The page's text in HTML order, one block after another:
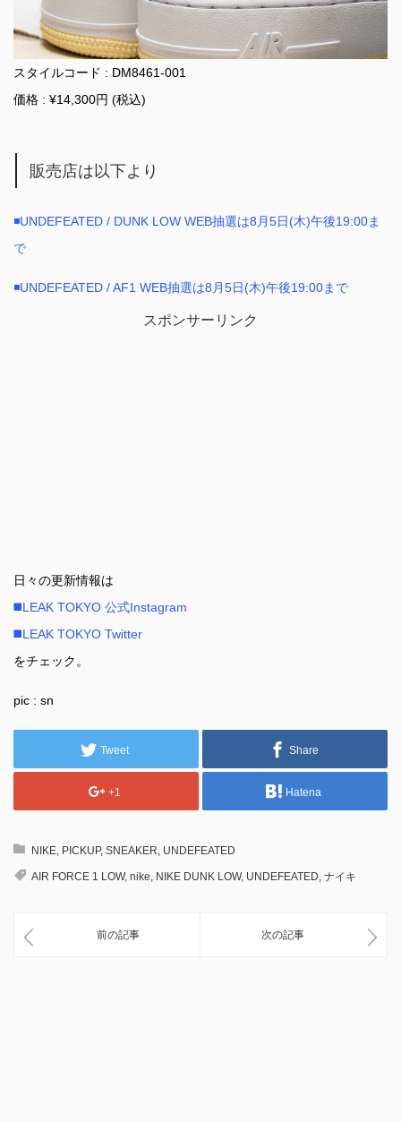
スタイルコード : DM8461-001
価格 : ¥14,300円 (税込)
販売店は以下より
◾️UNDEFEATED / DUNK LOW WEB抽選は8月5日(木)午後19:00ま
で
◾️UNDEFEATED / AF1 WEB抽選は8月5日(木)午後19:00まで
スポンサーリンク
日々の更新情報は
◼️LEAK TOKYO 公式Instagram
◼️LEAK TOKYO Twitter
をチェック。
pic : sn
Tweet Share
+1 Hatena
NIKE, PICKUP, SNEAKER, UNDEFEATED
AIR FORCE 1 LOW, nike, NIKE DUNK LOW, UNDEFEATED, ナイキ
前の記事 次の記事